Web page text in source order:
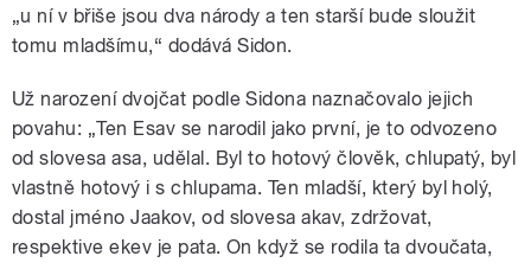
„u ní v břiše jsou dva národy a ten starší bude sloužit
tomu mladšímu,“ dodává Sidon.
Už narození dvojčat podle Sidona naznačovalo jejich
povahu: „Ten Esav se narodil jako první, je to odvozeno
od slovesa asa, udělal. Byl to hotový člověk, chlupatý, byl
vlastně hotový i s chlupama. Ten mladší, který byl holý,
dostal jméno Jaakov, od slovesa akav, zdržovat,
respektive ekev je pata. On když se rodila ta dvoučata,